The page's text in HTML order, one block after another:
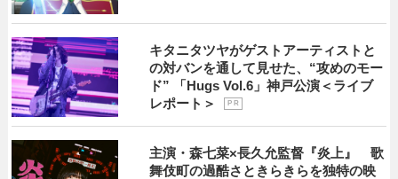
キタニタツヤがゲストアーティストと
の対バンを通して見せた、“攻めのモー
ド” 「Hugs Vol.6」神戸公演＜ライブ
レポート＞
P R
主演・森七菜×長久允監督『炎上』 歌
舞伎町の過酷さときらきらを独特の映